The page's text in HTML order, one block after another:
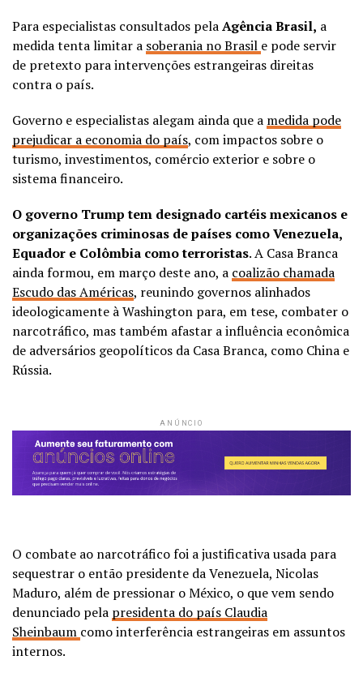
Para especialistas consultados pelaAgência Brasil, a
medida tenta limitar a soberania no Brasil e pode servir
de pretexto para intervenções estrangeiras direitas
contra o país.
Governo e especialistas alegam ainda que a medida pode
prejudicar a economia do país, com impactos sobre o
turismo, investimentos, comércio exterior e sobre o
sistema financeiro.
O governo Trump tem designado cartéis mexicanos e
organizações criminosas de países como Venezuela,
Equador e Colômbia como terroristas. A Casa Branca
ainda formou, em março deste ano, a coalizão chamada
Escudo das Américas, reunindo governos alinhados
ideologicamente à Washington para, em tese, combater o
narcotráfico, mas também afastar a influência econômica
de adversários geopolíticos da Casa Branca, como China e
Rússia.
ANÚNCIO
O combate ao narcotráfico foi a justificativa usada para
sequestrar o então presidente da Venezuela, Nicolas
Maduro, além de pressionar o México, o que vem sendo
denunciado pela presidenta do país Claudia
Sheinbaum como interferência estrangeiras em assuntos
internos.